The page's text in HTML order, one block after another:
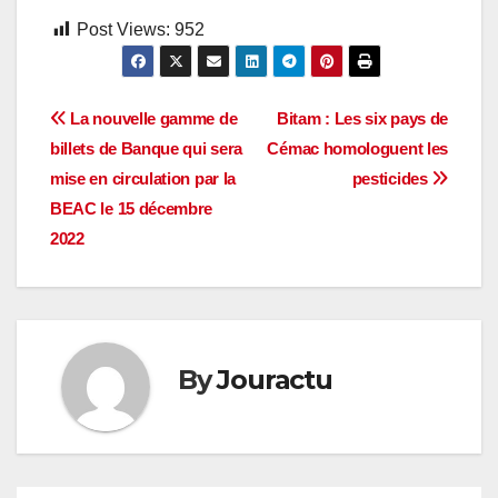
Post Views: 952
Navigation
de
l’article
Bitam : Les six pays de
Cémac homologuent les
pesticides
La nouvelle gamme de
billets de Banque qui sera
mise en circulation par la
BEAC le 15 décembre
2022
ByJouractu